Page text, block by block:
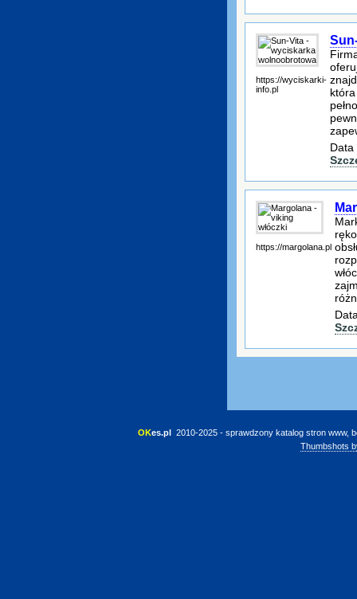
https://wyciskarki-
info.pl
Data
https://margolana.pl
OKes.pl 2010-2025 - sprawdzony katalog stron www,
Thumbshots